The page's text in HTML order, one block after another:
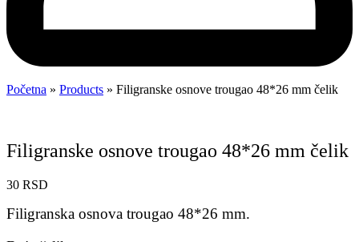
Početna » Products » Filigranske osnove trougao 48*26 mm čelik
Filigranske osnove trougao 48*26 mm čelik
30 RSD
Filigranska osnova trougao 48*26 mm.